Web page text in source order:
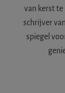
van kerst
schrijver
spiegel